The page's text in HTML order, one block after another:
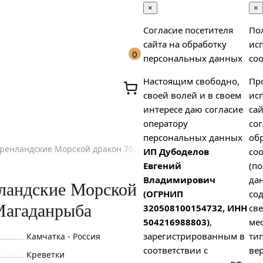
0
Морской дракон 70/90 Магаданрыба
Морской
Камчатка - Россия
Креветки
×
Согласие посетителя
сайта на обработку
персональных данных
Настоящим свободно,
своей волей и в своем
интересе даю согласие
оператору
персональных данных
ИП Дубоделов
Евгений
Владимирович
(ОГРНИП
320508100154732, ИНН
504216988803),
зарегистрированным в
соответствии с
×